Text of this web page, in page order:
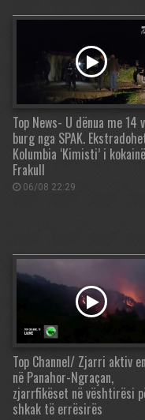
Top News- U dënua me 14
burg nga SPAK.
Kolumbia ‘Kimisti’ i
Frakull
06/08 22:29
Top Channel/ Zjarri aktiv
në Panahor-Ngraçan,
zjarrfikëset në vështirësi
shkak të errësirës